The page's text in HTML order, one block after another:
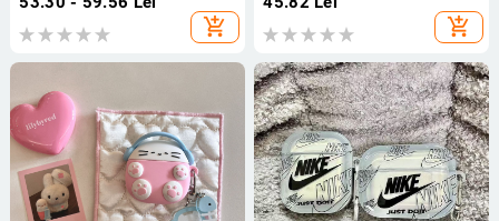
add_shopping_cart
embossing, pandantiv de a doua
generație
add_shopping_cart